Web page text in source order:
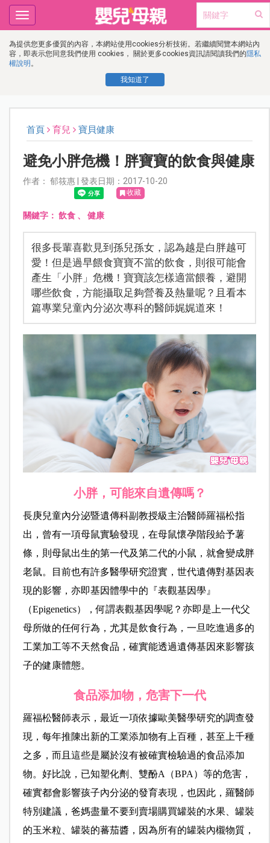
為提供您更多優質的內容，本網站使用cookies分析技術。若繼續閱覽本網站內
容，即表示您同意我們使用 cookies， 關於更多cookies資訊請閱讀我們的隱私
權說明 。
我知道了
Toggle
navigation
首頁 育兒 寶貝健康
避免小胖危機！胖寶寶的飲食與健康
作者： 郁筱惠 | 發表日期：2017-10-20
收藏
關鍵字： 飲食、 健康
很多長輩喜歡見到孫兒孫女，認為越是白胖越可
愛！但是過早餵食寶寶不當的飲食，則很可能會
產生「小胖」危機！寶寶該怎樣適當餵養，避開
哪些飲食，方能攝取足夠營養及熱量呢？且看本
篇專業兒童內分泌次專科的醫師娓娓道來！
小胖，可能來自遺傳嗎？
長庚兒童內分泌暨遺傳科副教授級主治醫師羅福松指
出，曾有一項母鼠實驗發現，在母鼠懷孕階段給予薯
條，則母鼠出生的第一代及第二代的小鼠，就會變成胖
老鼠。目前也有許多醫學研究證實，世代遺傳對基因表
現的影響，亦即基因體學中的『表觀基因學』
（Epigenetics），何謂表觀基因學呢？亦即是上一代父
母所做的任何行為，尤其是飲食行為，一旦吃進過多的
工業加工等不天然食品，確實能透過遺傳基因來影響孩
子的健康體態。
食品添加物，危害下一代
羅福松醫師表示，最近一項依據歐美醫學研究的調查發
現，每年推陳出新的工業添加物有上百種，甚至上千種
之多，而且這些是屬於沒有被確實檢驗過的食品添加
物。好比說，已知塑化劑、雙酚A（BPA）等的危害，
確實都會影響孩子內分泌的發育表現，也因此，羅醫師
特別建議，爸媽盡量不要到賣場購買罐裝的水果、罐裝
的玉米粒、罐裝的蕃茄醬，因為所有的罐裝內櫬物質，